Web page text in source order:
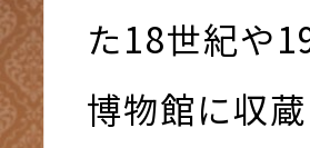
た18世紀や
博物館に収